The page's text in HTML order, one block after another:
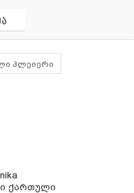
პლეიერი
ქართული